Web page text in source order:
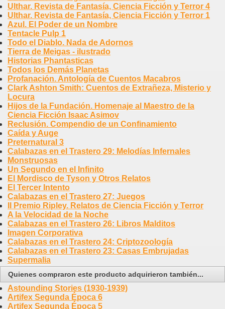
Ulthar. Revista de Fantasía, Ciencia Ficción y Terror 4
Ulthar. Revista de Fantasía, Ciencia Ficción y Terror 1
Azul. El Poder de un Nombre
Tentacle Pulp 1
Todo el Diablo. Nada de Adornos
Tierra de Meigas - ilustrado
Historias Phantasticas
Todos los Demás Planetas
Profanación. Antología de Cuentos Macabros
Clark Ashton Smith: Cuentos de Extrañeza, Misterio y
Locura
Hijos de la Fundación. Homenaje al Maestro de la
Ciencia Ficción Isaac Asimov
Reclusión. Compendio de un Confinamiento
Caída y Auge
Preternatural 3
Calabazas en el Trastero 29: Melodías Infernales
Monstruosas
Un Segundo en el Infinito
El Mordisco de Tyson y Otros Relatos
El Tercer Intento
Calabazas en el Trastero 27: Juegos
II Premio Ripley. Relatos de Ciencia Ficción y Terror
A la Velocidad de la Noche
Calabazas en el Trastero 26: Libros Malditos
Imagen Corporativa
Calabazas en el Trastero 24: Criptozoología
Calabazas en el Trastero 23: Casas Embrujadas
Supermalia
Quienes compraron este producto adquirieron también...
Astounding Stories (1930-1939)
Artifex Segunda Época 6
Artifex Segunda Época 5